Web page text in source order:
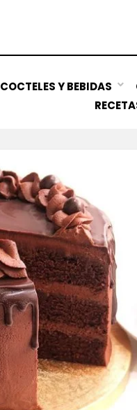
COCTELES Y BEBIDAS